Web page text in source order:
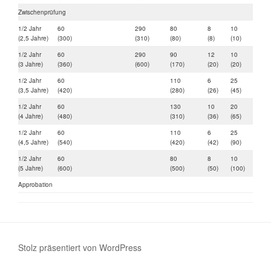
Zwischenprüfung
1/2 Jahr
(2,5 Jahre)
60
(300)
290
(310)
80
(80)
8
(8)
10
(10)
1/2 Jahr
(3 Jahre)
60
(360)
290
(600)
90
(170)
12
(20)
10
(20)
1/2 Jahr
(3,5 Jahre)
60
(420)
110
(280)
6
(26)
25
(45)
1/2 Jahr
(4 Jahre)
60
(480)
130
(310)
10
(36)
20
(65)
1/2 Jahr
(4,5 Jahre)
60
(540)
110
(420)
6
(42)
25
(90)
1/2 Jahr
(5 Jahre)
60
(600)
80
(500)
8
(50)
10
(100)
Approbation
Stolz präsentiert von WordPress